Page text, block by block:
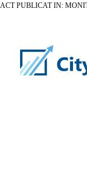
ACT PUBLICAT IN: